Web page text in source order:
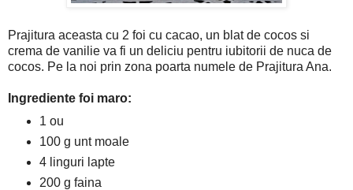
Prajitura aceasta cu 2 foi cu cacao, un blat de cocos si
crema de vanilie va fi un deliciu pentru iubitorii de nuca de
cocos. Pe la noi prin zona poarta numele de Prajitura Ana.
Ingrediente foi maro:
1 ou
100 g unt moale
4 linguri lapte
200 g faina